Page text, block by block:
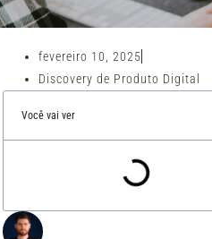
fevereiro 10, 2025
Discovery de Produto Digital
Você vai ver